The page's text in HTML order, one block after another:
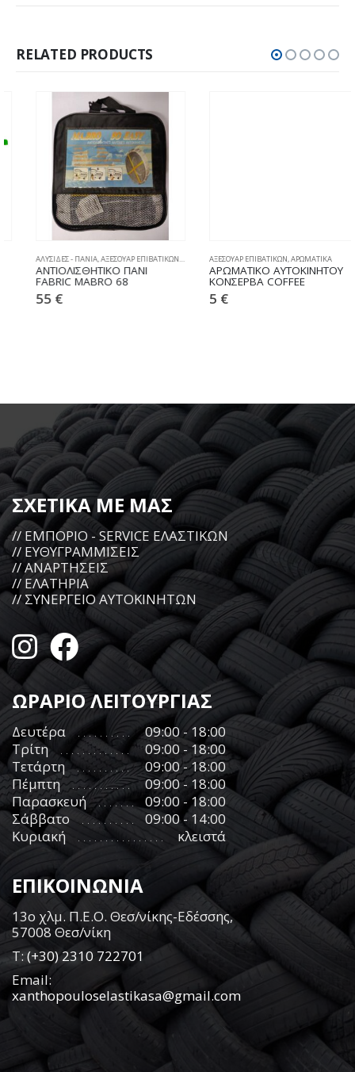
RELATED PRODUCTS
ΑΛΥΣΙΔΕΣ - ΠΑΝΙΑ,ΑΞΕΣΟΥΑΡ ΕΠΙΒΑΤΙΚΩΝ,ΧΙΟΝΟΚΟΥΒΕΡΤΕΣ
ΑΝΤΙΟΛΙΣΘΗΤΙΚΟ ΠΑΝΙ
FABRIC MABRO 68
€
ΑΞΕΣΟΥΑΡ ΕΠΙΒΑΤΙΚΩΝ,ΑΡΩΜΑΤΙΚΑ
ΑΡΩΜΑΤΙΚΟ ΑΥΤΟΚΙΝΗΤΟΥ
ΚΟΝΣΕΡΒΑ COFFEE
ΣΧΕΤΙΚΑ ΜΕ ΜΑΣ
// ΕΜΠΟΡΙΟ - SERVICE ΕΛΑΣΤΙΚΩΝ
// ΕΥΘΥΓΡΑΜΜΙΣΕΙΣ
// ΑΝΑΡΤΗΣΕΙΣ
// ΕΛΑΤΗΡΙΑ
// ΣΥΝΕΡΓΕΙΟ ΑΥΤΟΚΙΝΗΤΩΝ
ΩΡΑΡΙΟ ΛΕΙΤΟΥΡΓΙΑΣ
Δευτέρα
09:00 - 18:00
Τρίτη
09:00 - 18:00
Τετάρτη
09:00 - 18:00
Πέμπτη
09:00 - 18:00
Παρασκευή
09:00 - 18:00
Σάββατο
09:00 - 14:00
Κυριακή
κλειστά
ΕΠΙΚΟΙΝΩΝΙΑ
13ο χλμ. Π.Ε.Ο. Θεσ/νίκης-Εδέσσης,
57008 Θεσ/νίκη
Τ:(+30) 2310 722701
Email:
xanthopouloselastikasa@gmail.com